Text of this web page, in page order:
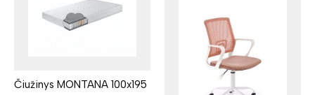
Čiužinys MONTANA 100x195